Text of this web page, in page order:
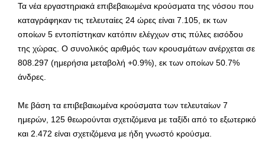
Τα νέα εργαστηριακά επιβεβαιωμένα κρούσματα της νόσου που
καταγράφηκαν τις τελευταίες 24 ώρες είναι 7.105, εκ των
οποίων 5 εντοπίστηκαν κατόπιν ελέγχων στις πύλες εισόδου
της χώρας. Ο συνολικός αριθμός των κρουσμάτων ανέρχεται σε
808.297 (ημερήσια μεταβολή +0.9%), εκ των οποίων 50.7%
άνδρες.
Με βάση τα επιβεβαιωμένα κρούσματα των τελευταίων 7
ημερών, 125 θεωρούνται σχετιζόμενα με ταξίδι από το εξωτερικό
και 2.472 είναι σχετιζόμενα με ήδη γνωστό κρούσμα.